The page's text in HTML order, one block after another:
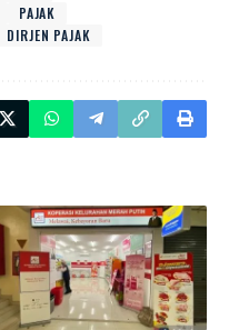
PAJAK
DIRJEN PAJAK